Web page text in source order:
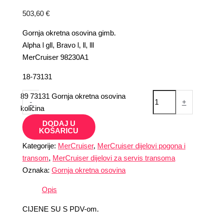
503,60€
Gornja okretna osovina gimb.
Alpha l gll, Bravo l, ll, lll
MerCruiser 98230A1
18-73131
-
89 73131 Gornja okretna osovina
količina
+
DODAJ U
KOŠARICU
Kategorije: MerCruiser, MerCruiser dijelovi pogona i
transom, MerCruiser dijelovi za servis transoma
Oznaka:Gornja okretna osovina
Opis
CIJENE SU S PDV-om.